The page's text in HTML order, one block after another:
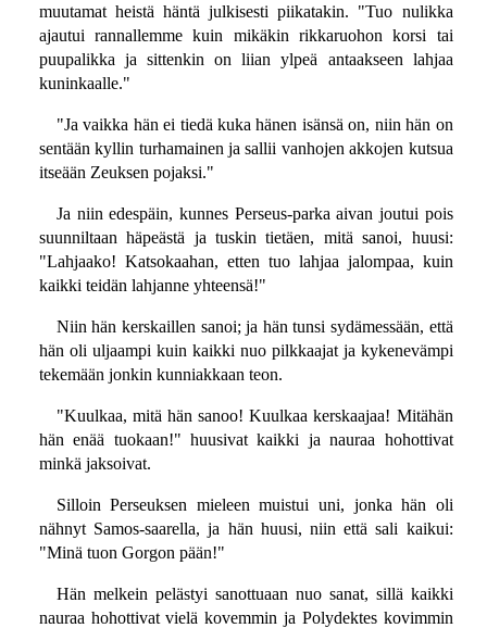
muutamat heistä häntä julkisesti piikatakin. "Tuo nulikka
ajautui rannallemme kuin mikäkin rikkaruohon korsi tai
puupalikka ja sittenkin on liian ylpeä antaakseen lahjaa
kuninkaalle."
"Ja vaikka hän ei tiedä kuka hänen isänsä on, niin hän on
sentään kyllin turhamainen ja sallii vanhojen akkojen kutsua
itseään Zeuksen pojaksi."
Ja niin edespäin, kunnes Perseus-parka aivan joutui pois
suunniltaan häpeästä ja tuskin tietäen, mitä sanoi, huusi:
"Lahjaako! Katsokaahan, etten tuo lahjaa jalompaa, kuin
kaikki teidän lahjanne yhteensä!"
Niin hän kerskaillen sanoi; ja hän tunsi sydämessään, että
hän oli uljaampi kuin kaikki nuo pilkkaajat ja kykenevämpi
tekemään jonkin kunniakkaan teon.
"Kuulkaa, mitä hän sanoo! Kuulkaa kerskaajaa! Mitähän
hän enää tuokaan!" huusivat kaikki ja nauraa hohottivat
minkä jaksoivat.
Silloin Perseuksen mieleen muistui uni, jonka hän oli
nähnyt Samos-saarella, ja hän huusi, niin että sali kaikui:
"Minä tuon Gorgon pään!"
Hän melkein pelästyi sanottuaan nuo sanat, sillä kaikki
nauraa hohottivat vielä kovemmin ja Polydektes kovimmin